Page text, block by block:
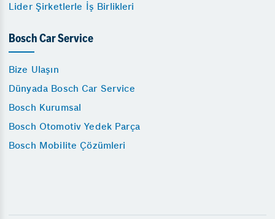
Lider Şirketlerle İş Birlikleri
Bosch Car Service
Bize Ulaşın
Dünyada Bosch Car Service
Bosch Kurumsal
Bosch Otomotiv Yedek Parça
Bosch Mobilite Çözümleri